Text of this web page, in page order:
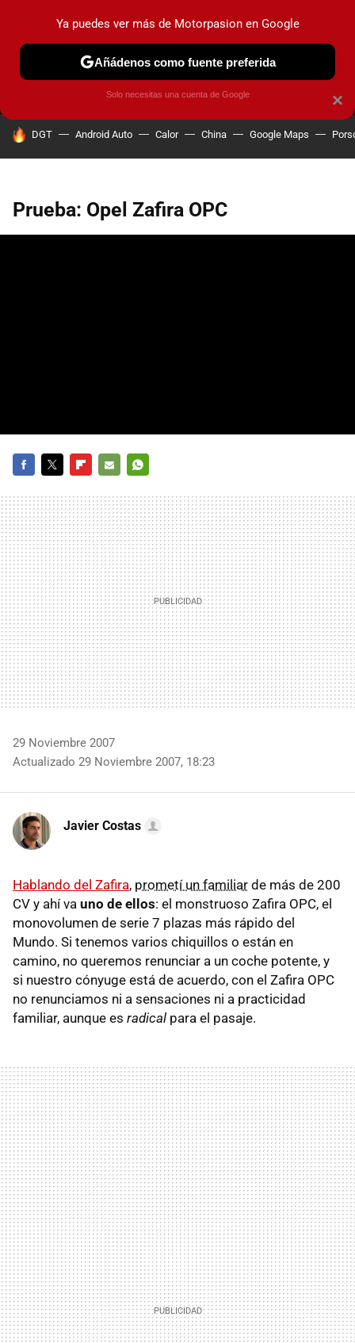
MENÚ NUEVO
COCHES ELÉCTRICOS OBSERVATORIO
HOY SE HABLA DE
DGT Android Auto Calor China Google Maps
Prueba: Opel Zafira OPC
MAIL
29 Noviembre 2007
Actualizado 29 Noviembre 2007, 18:23
Javier Costas
Hablando del Zafira, prometí un familiar de más de 200
CV y ahí va uno de ellos: el monstruoso Zafira OPC, el
monovolumen de serie 7 plazas más rápido del
Mundo. Si tenemos varios chiquillos o están en
camino, no queremos renunciar a un coche potente, y
si nuestro cónyuge está de acuerdo, con el Zafira OPC
no renunciamos ni a sensaciones ni a practicidad
familiar, aunque es radical para el pasaje.
×
Ya puedes ver más de Motorpasion en Google
Añádenos como fuente preferida
Solo necesitas una cuenta de Google